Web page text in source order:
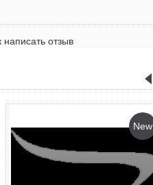
написать отзыв
New